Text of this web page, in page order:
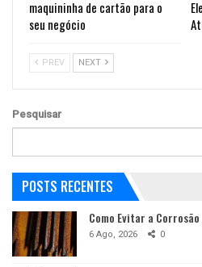
maquininha de cartão para o
seu negócio
PREV NEXT
Pesquisar
POSTS RECENTES
Como Evitar a
6 Ago, 2026 0